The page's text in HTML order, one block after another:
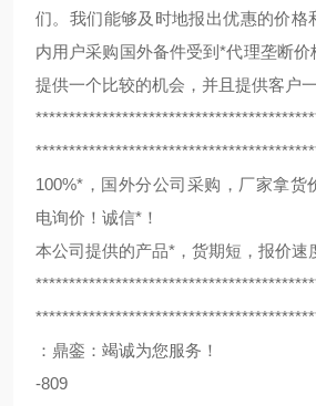
们。我们能够及时地报出优惠的价格
内用户采购国外备件受到*代理垄断
提供一个比较的机会，并且提供客户
100%*，国外分公司采购，厂家拿货
电询价！诚信*！
本公司提供的产品*，货期短，报价速
：鼎銮：竭诚为您服务！
-809